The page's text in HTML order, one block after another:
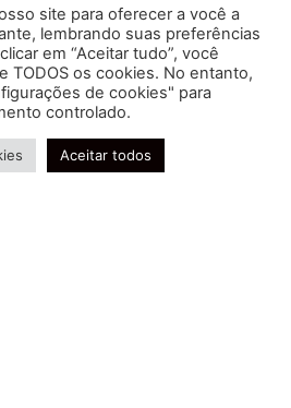
004856/O-7
Serviços
e Assessoria
Controle Societário
Fiscal e Tributária
site para oferecer a você a
lembrando suas preferências
em “Aceitar tudo”, você
TODOS os cookies. No entanto,
de cookies" para
controlado.
Aceitar todos
você
como adquirir talentos
aumentar o crescimento da
realizado pela Inside
que as…
Precisa de ajuda?